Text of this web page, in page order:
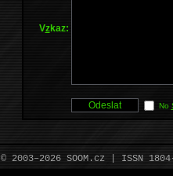
Vzkaz:
No
© 2003–2026 SOOM.cz | ISSN